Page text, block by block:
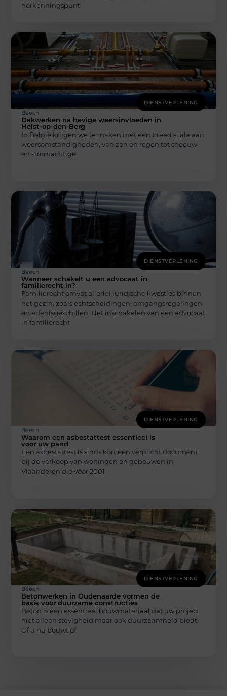
herkenningspunt
DIENSTVERLENING
Beech
Dakwerken na hevige weersinvloeden in
Heist-op-den-Berg
In België krijgen we te maken met een breed scala aan
weersomstandigheden, van zon en regen tot sneeuw
en stormachtige
DIENSTVERLENING
Beech
Wanneer schakelt u een advocaat in
familierecht in?
Familierecht omvat allerlei juridische kwesties binnen
het gezin, zoals echtscheidingen, omgangsregelingen
en erfenisgeschillen. Het inschakelen van een advocaat
in familierecht
DIENSTVERLENING
Beech
Waarom een asbestattest essentieel is
voor uw pand
Een asbestattest is sinds kort een verplicht document
bij de verkoop van woningen en gebouwen in
Vlaanderen die vóór 2001
DIENSTVERLENING
Beech
Betonwerken in Oudenaarde vormen de
basis voor duurzame constructies
Beton is een essentieel bouwmateriaal dat uw project
niet alleen stevigheid maar ook duurzaamheid biedt.
Of u nu bouwt of